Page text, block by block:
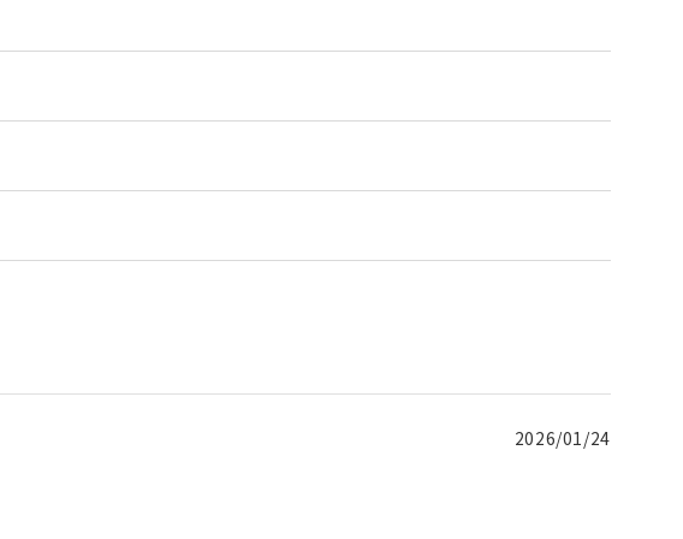
2026/01/24